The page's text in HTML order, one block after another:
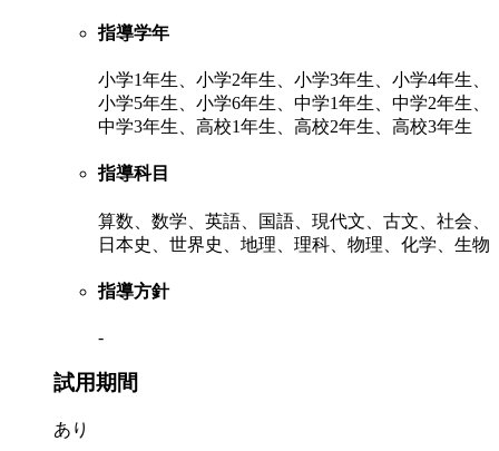
指導学年
小学1年生、小学2年生、小学3年生、小学4年生、
小学5年生、小学6年生、中学1年生、中学2年生、
中学3年生、高校1年生、高校2年生、高校3年生
指導科目
算数、数学、英語、国語、現代文、古文、社会、
日本史、世界史、地理、理科、物理、化学、生物
指導方針
-
試用期間
あり